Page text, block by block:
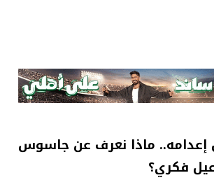
إعدامه.. ماذا نعرف عن جاسوس
فكري؟